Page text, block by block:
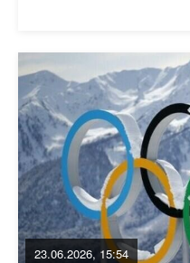
23.06.2026, 15:54